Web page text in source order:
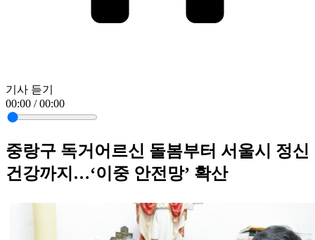
기사 듣기
00:00 / 00:00
중랑구 독거어르신 돌봄부터 서울시 정신
건강까지…‘이중 안전망’ 확산